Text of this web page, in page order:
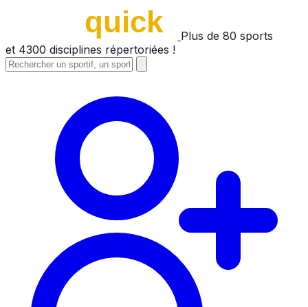
Plus de 80 sports
et 4300 disciplines répertoriées !